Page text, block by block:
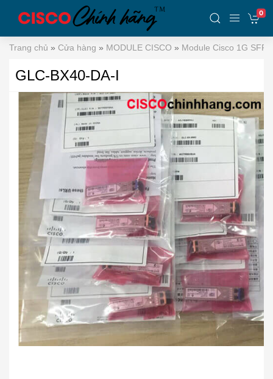
0
Trang chủ » Cửa hàng » MODULE CISCO » Module Cisco 1G SFP
GLC-BX40-DA-I